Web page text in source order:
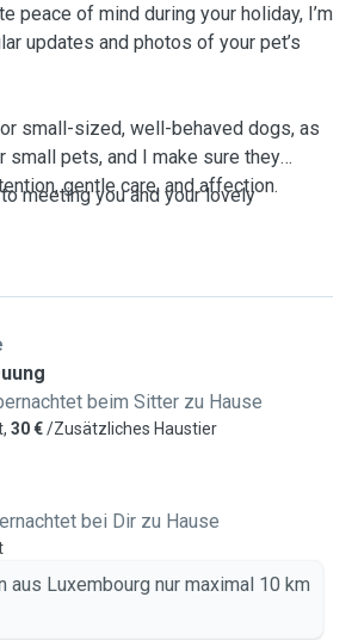
peace of mind during your holiday, I’m
updates and photos of your pet’s
small-sized, well-behaved dogs, as
small pets, and I make sure they
gentle care, and affection.
meeting you and your lovely
beim Sitter zu Hause
30 €/Zusätzliches Haustier
bei Dir zu Hause
aus Luxembourg nur maximal 10 km